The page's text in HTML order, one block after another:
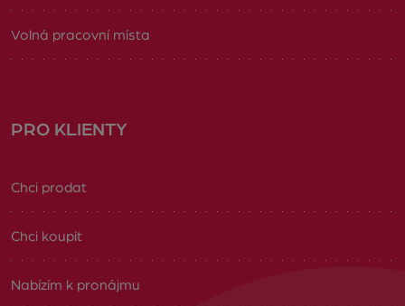
Volná pracovní místa
PRO KLIENTY
Chci prodat
Chci koupit
Nabízím k pronájmu